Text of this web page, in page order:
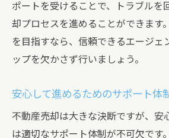
ポートを受けることで、トラブルを
却プロセスを進めることができます
を目指すなら、信頼できるエージェ
ップを欠かさず行いましょう。
安心して進めるためのサポート体
不動産売却は大きな決断ですが、安
は適切なサポート体制が不可欠です